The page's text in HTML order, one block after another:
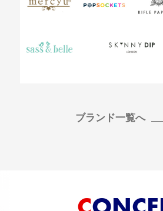
ブランド一覧へ